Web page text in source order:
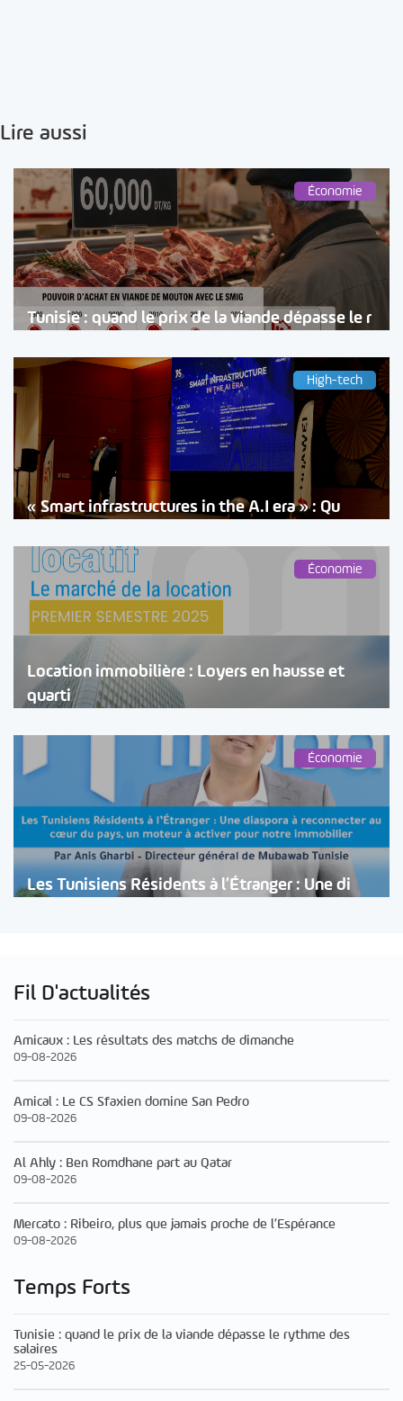
Lire aussi
Économie
Tunisie : quand le prix de la viande dépasse le r
High-tech
« Smart infrastructures in the A.I era » : Qu
Économie
Location immobilière : Loyers en hausse et
quarti
Économie
Les Tunisiens Résidents à l’Étranger : Une di
Fil D'actualités
Amicaux : Les résultats des matchs de dimanche
09-08-2026
Amical : Le CS Sfaxien domine San Pedro
09-08-2026
Al Ahly : Ben Romdhane part au Qatar
09-08-2026
Mercato : Ribeiro, plus que jamais proche de l’Espérance
09-08-2026
Temps Forts
Tunisie : quand le prix de la viande dépasse le rythme des
salaires
25-05-2026